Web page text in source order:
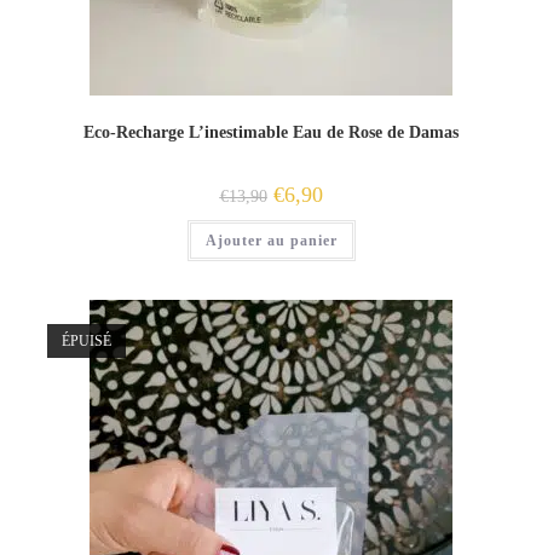
Eco-Recharge L’inestimable Eau de Rose de Damas
€13,90 Le
prix
initial
était :
€13,90.
€6,90Le
prix
actuel
est :
€6,90.
Ajouter au panier
ÉPUISÉ